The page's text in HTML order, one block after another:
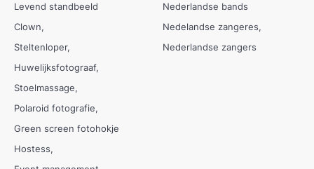
Levend standbeeld
Clown
Steltenloper
Huwelijksfotograaf
Stoelmassage
Polaroid fotografie
Green screen fotohokje
Hostess
Nederlandse bands
Nedelandse zangeres
Nederlandse zangers